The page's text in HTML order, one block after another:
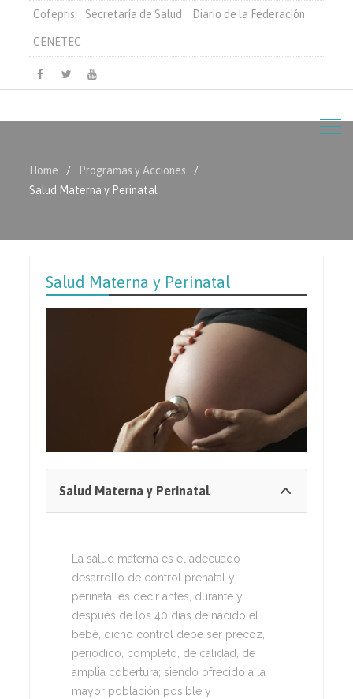
Cofepris Secretaría de Salud Diario de la Federación
CENETEC
Facebook
TwitterYoutube
Home
Programas y Acciones
Salud Materna y Perinatal
Salud Materna y Perinatal
Salud Materna y Perinatal
La salud materna es el adecuado
desarrollo de control prenatal y
perinatal es decir antes, durante y
después de los 40 días de nacido el
bebé, dicho control debe ser precoz,
periódico, completo, de calidad, de
amplia cobertura; siendo ofrecido a la
mayor población posible y